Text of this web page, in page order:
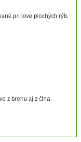
pri love plochých rýb.
z brehu aj z člna.